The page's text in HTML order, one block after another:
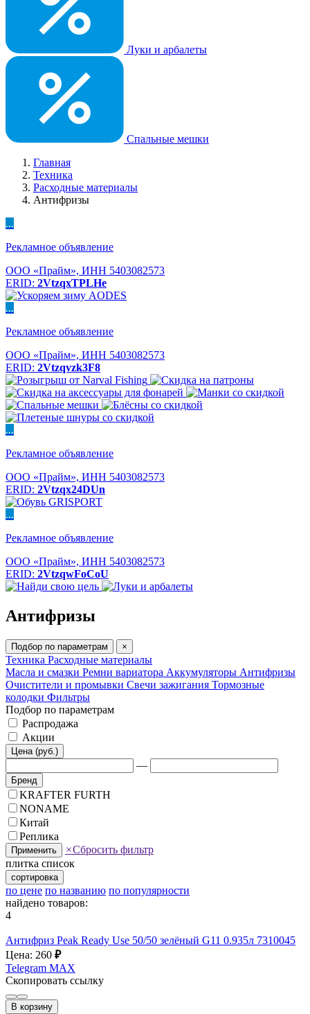
Луки и арбалеты
Спальные мешки
Главная
Техника
Расходные материалы
Антифризы
...
Рекламное объявление
ООО «Прайм», ИНН 5403082573
ERID: 2VtzqxTPLHe
...
Рекламное объявление
ООО «Прайм», ИНН 5403082573
ERID: 2Vtzqvzk3F8
...
Рекламное объявление
ООО «Прайм», ИНН 5403082573
ERID: 2Vtzqx24DUn
...
Рекламное объявление
ООО «Прайм», ИНН 5403082573
ERID: 2VtzqwFoCoU
Антифризы
Подбор по параметрам ×
Техника Расходные материалы
Масла и смазки Ремни вариатора Аккумуляторы Антифризы
Очистители и промывки Свечи зажигания Тормозные
колодки Фильтры
Подбор по параметрам
Распродажа
Акции
Цена (руб.)
—
Бренд
KRAFTER FURTH
NONAME
Китай
Реплика
Применить ×Сбросить фильтр
плитка список
сортировка
по цене по названию по популярности
найдено товаров:
4
Антифриз Peak Ready Use 50/50 зелёный G11 0.935л 7310045
Цена: 260 ₽
Telegram MAX
Скопировать ссылку
В корзину